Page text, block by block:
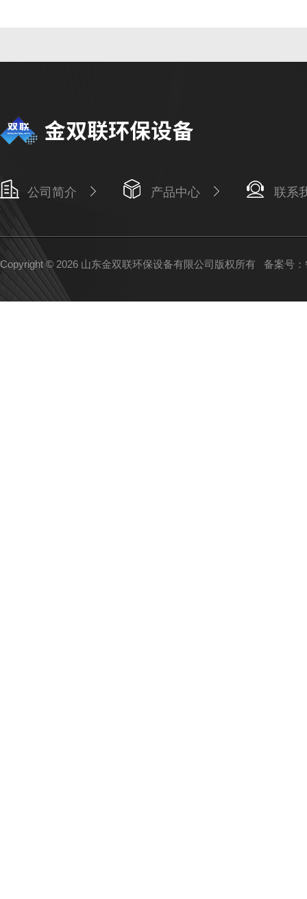
公司简介 产品中心 联系
Copyright © 2026 山东金双联环保设备有限公司版权所有 备案号